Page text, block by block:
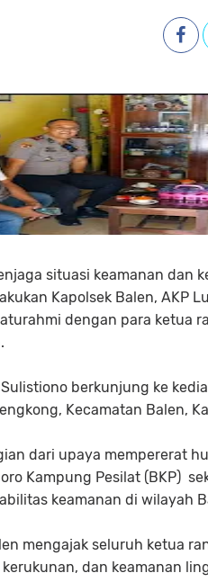
situasi keamanan dan
Kapolsek Balen, AKP
dengan para ketua
berkunjung ke
Kecamatan Balen,
dari upaya mempererat
Kampung Pesilat (BKP)
keamanan di wilayah
mengajak seluruh ketua
dan keamanan